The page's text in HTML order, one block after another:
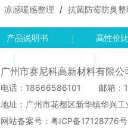
凉感暖感整理 / 抗菌防霉防臭整
产品说明书 高性价
广州市赛尼科高新材料有限公
电话：18666586101
邮箱：
地址：广州市花都区新华镇华兴工
网站备案号： 粤ICP备17128776号